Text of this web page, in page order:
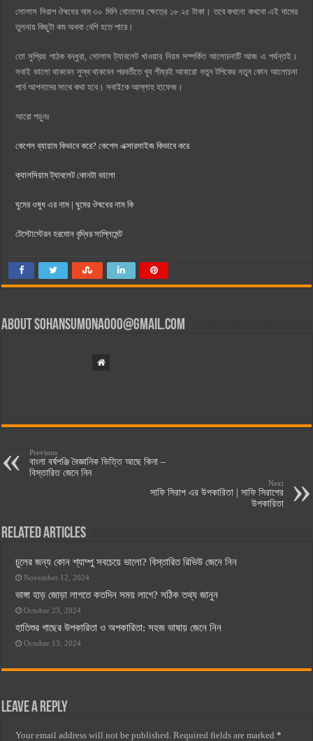
সোলাস সিরাপ ঔষধের দাম ৩০ মিলি বোতলের ক্ষেত্রে ১৮.২৫ টাকা। তবে কখনো কখনো এই দামের
তুলনায় কিছুটা কম অথবা বেশি হতে পারে।
তো সুপ্রিয় পাঠক বন্ধুরা, সোলাস ট্যাবলেট খাওয়ার নিয়ম সম্পর্কিত আলোচনাটি আজ এ পর্যন্তই।
সবাই ভালো থাকবেন সুস্থ থাকবেন পরবর্তীতে খুব শীঘ্রই আবারো নতুন টপিকের নতুন কোন আলোচনা
পর্বে আপনাদের সাথে কথা হবে। সবাইকে আল্লাহ হাফেজ।
আরো পড়ুনঃ
কেগেল ব্যায়াম কিভাবে করে? কেগেল এক্সারসাইজ কিভাবে করে
ক্যালসিয়াম ট্যাবলেট কোনটা ভালো
ঘুমের ওষুধ এর নাম | ঘুমের ঔষধের নাম কি
টেস্টোস্টেরন হরমোন বৃদ্ধির সাপ্লিমেন্ট
Aboutsohansumona000@gmail.com
Previous
বাংলা বর্ষপঞ্জি বৈজ্ঞানিক ভিত্তি আছে কিনা –
বিস্তারিত জেনে নিন
Next
সাফি সিরাপ এর উপকারিতা | সাফি সিরাপের
উপকারিতা
Related Articles
চুলের জন্য কোন শ্যাম্পু সবচেয়ে ভালো? বিস্তারিত রিভিউ জেনে নিন
November 12, 2024
ভাঙ্গা হাড় জোড়া লাগতে কতদিন সময় লাগে? সঠিক তথ্য জানুন
October 23, 2024
হাতিশুর গাছের উপকারিতা ও অপকারিতা: সহজ ভাষায় জেনে নিন
October 13, 2024
Leave a Reply
Your email address will not be published. Required fields are marked*